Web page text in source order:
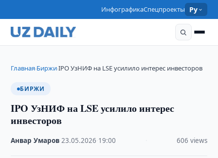
ИнфографикаСпецпроекты Ру
Главная›Биржи›IPO УзНИФ на LSE усилило интерес инвесторов
БИРЖИ
IPO УзНИФ на LSE усилило интерес
инвесторов
Анвар Умаров ·23.05.2026 19:00 606 views